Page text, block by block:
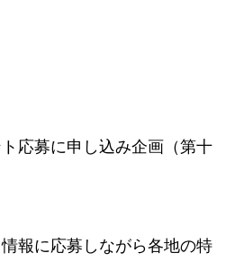
ト応募に申し込み企画（第十
報に応募しながら各地の特